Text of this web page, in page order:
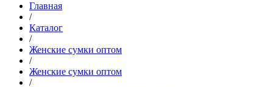
Главная
/
Каталог
/
Женские сумки оптом
/
Женские сумки оптом
/